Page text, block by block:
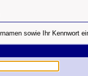
sowie Ihr Kennwort